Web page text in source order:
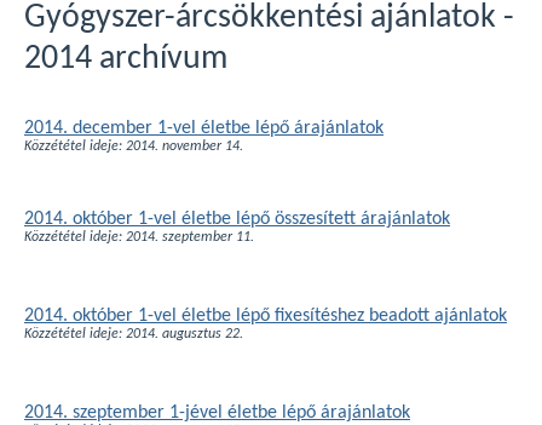
Gyógyszer-árcsökkentési ajánlatok -
2014 archívum
2014. december 1-vel életbe lépő árajánlatok
Közzététel ideje: 2014. november 14.
2014. október 1-vel életbe lépő összesített árajánlatok
Közzététel ideje: 2014. szeptember 11.
2014. október 1-vel életbe lépő fixesítéshez beadott ajánlatok
Közzététel ideje: 2014. augusztus 22.
2014. szeptember 1-jével életbe lépő árajánlatok